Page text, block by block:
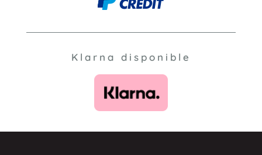
Klarna disponible